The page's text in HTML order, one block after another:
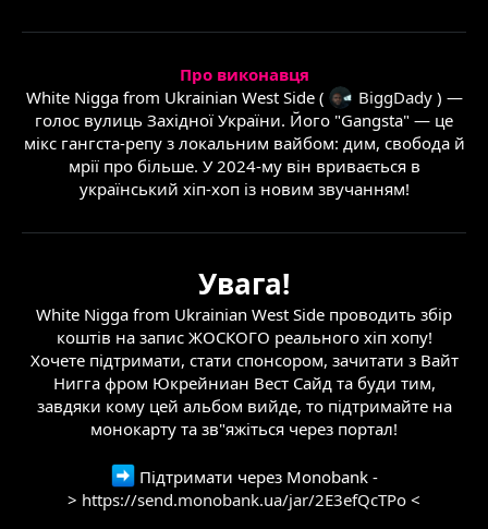
Про виконавця
White Nigga from Ukrainian West Side (
BiggDady ) —
голос вулиць Західної України. Його "Gangsta" — це
мікс гангста-репу з локальним вайбом: дим, свобода й
мрії про більше. У 2024-му він вривається в
український хіп-хоп із новим звучанням!
Увага!
White Nigga from Ukrainian West Side проводить збір
коштів на запис ЖОСКОГО реального хіп хопу!
Хочете підтримати, стати спонсором, зачитати з Вайт
Нигга фром Юкрейниан Вест Сайд та буди тим,
завдяки кому цей альбом вийде, то підтримайте на
монокарту та зв"яжіться через портал!
Підтримати через Monobank -
> https://send.monobank.ua/jar/2E3efQcTPo <